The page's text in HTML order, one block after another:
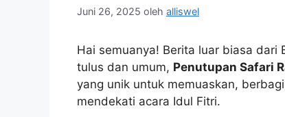
Juni 26, 2025 oleh alliswel
Hai semuanya! Berita luar biasa dari
tulus dan umum, Penutupan Safari
yang unik untuk memuaskan,
mendekati acara Idul Fitri.